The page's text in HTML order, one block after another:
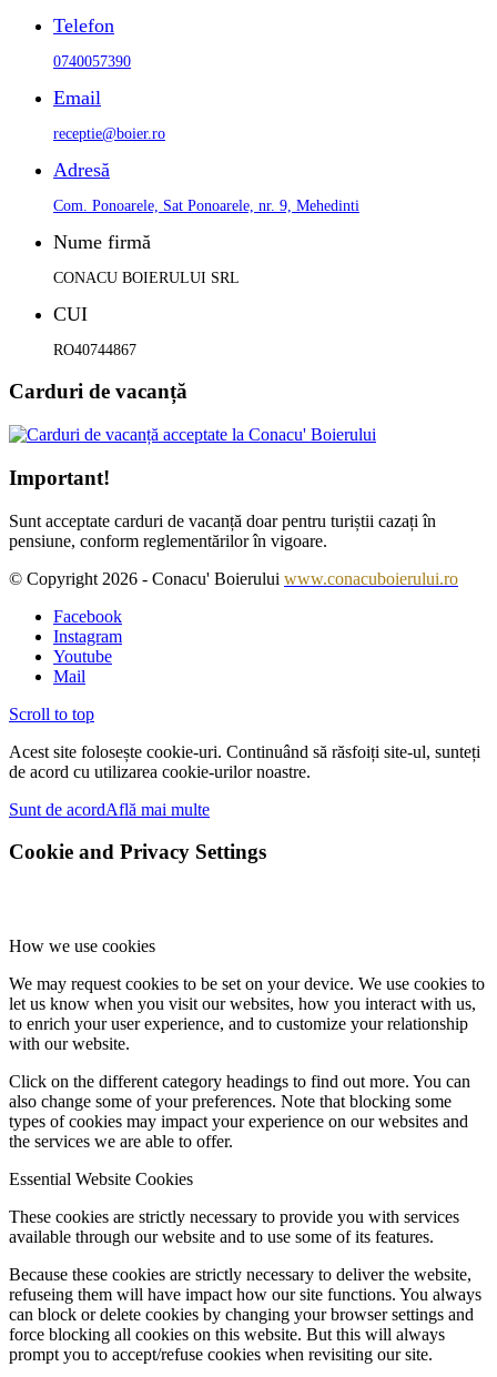
Telefon
0740057390
Email
receptie@boier.ro
Adresă
Com. Ponoarele, Sat Ponoarele, nr. 9, Mehedinti
Nume firmă
CONACU BOIERULUI SRL
CUI
RO40744867
Carduri de vacanță
Important!
Sunt acceptate carduri de vacanță doar pentru turiștii cazați în
pensiune, conform reglementărilor în vigoare.
© Copyright 2026 - Conacu' Boierului www.conacuboierului.ro
Facebook
Instagram
Youtube
Mail
Scroll to top
Acest site folosește cookie-uri. Continuând să răsfoiți site-ul, sunteți
de acord cu utilizarea cookie-urilor noastre.
Sunt de acordAflă mai multe
Cookie and Privacy Settings
How we use cookies
We may request cookies to be set on your device. We use cookies to
let us know when you visit our websites, how you interact with us,
to enrich your user experience, and to customize your relationship
with our website.
Click on the different category headings to find out more. You can
also change some of your preferences. Note that blocking some
types of cookies may impact your experience on our websites and
the services we are able to offer.
Essential Website Cookies
These cookies are strictly necessary to provide you with services
available through our website and to use some of its features.
Because these cookies are strictly necessary to deliver the website,
refuseing them will have impact how our site functions. You always
can block or delete cookies by changing your browser settings and
force blocking all cookies on this website. But this will always
prompt you to accept/refuse cookies when revisiting our site.